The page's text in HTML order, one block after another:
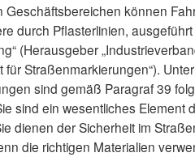
Geschäftsbereichen können
durch Pflasterlinien,
(Herausgeber
Straßenmarkierungen“).
sind gemäß Paragraf 39
sind ein wesentliches Element
dienen der Sicherheit im
die richtigen Materialien